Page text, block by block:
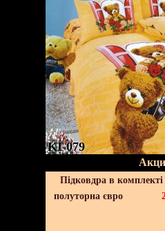
KI-079
Підковдра в
полуторна євро